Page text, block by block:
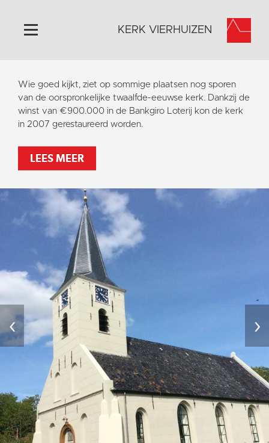
Home
Algemeen
Historie
Activiteiten
Contact
Vaktaal
KERK VIERHUIZEN
Wie goed kijkt, ziet op sommige plaatsen nog sporen
van de oorspronkelijke twaalfde-eeuwse kerk. Dankzij de
winst van €900.000 in de Bankgiro Loterij kon de kerk
in 2007 gerestaureerd worden.
LEES MEER
‹ ›